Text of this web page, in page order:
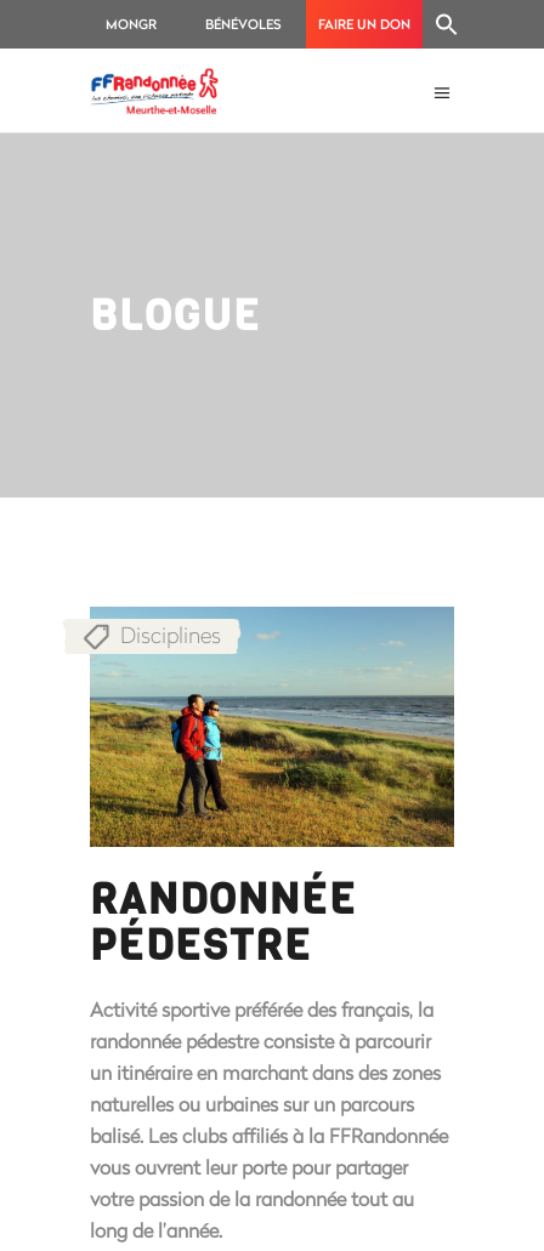
MONGR BÉNÉVOLES FAIRE UN DON
BLOGUE
Disciplines
RANDONNÉE
PÉDESTRE
Activité sportive préférée des français, la
randonnée pédestre consiste à parcourir
un itinéraire en marchant dans des zones
naturelles ou urbaines sur un parcours
balisé. Les clubs affiliés à la FFRandonnée
vous ouvrent leur porte pour partager
votre passion de la randonnée tout au
long de l’année.